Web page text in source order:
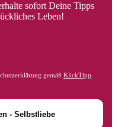
sofort Deine Tipps
Leben!
gemäß KlickTipp